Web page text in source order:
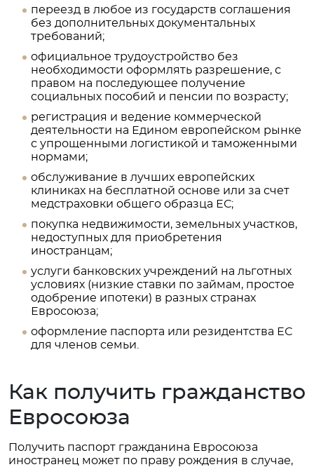
переезд в любое из государств соглашения
без дополнительных документальных
требований;
официальное трудоустройство без
необходимости оформлять разрешение, с
правом на последующее получение
социальных пособий и пенсии по возрасту;
регистрация и ведение коммерческой
деятельности на Едином европейском рынке
с упрощенными логистикой и таможенными
нормами;
обслуживание в лучших европейских
клиниках на бесплатной основе или за счет
медстраховки общего образца ЕС;
покупка недвижимости, земельных участков,
недоступных для приобретения
иностранцам;
услуги банковских учреждений на льготных
условиях (низкие ставки по займам, простое
одобрение ипотеки) в разных странах
Евросоюза;
оформление паспорта или резидентства ЕС
для членов семьи.
Как получить гражданство
Евросоюза
Получить паспорт гражданина Евросоюза
иностранец может по праву рождения в случае,